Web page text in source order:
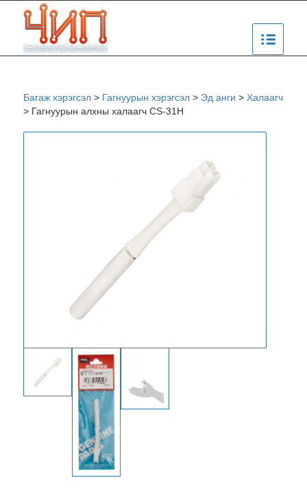
Багаж хэрэгсэл> Гагнуурын хэрэгсэл> Эд анги > Халаагч
> Гагнуурын алхны халаагч CS-31H